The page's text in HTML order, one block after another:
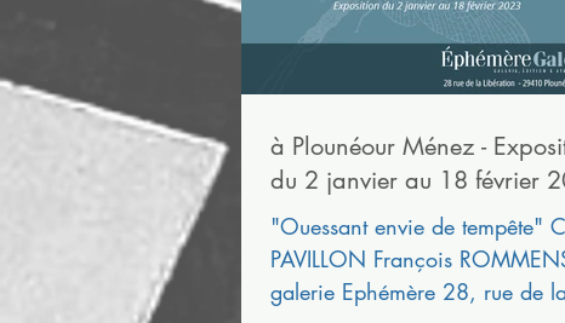
à Plounéour Ménez -
du 2 janvier au 18 février
"Ouessant envie de tempête"
PAVILLON François
galerie Ephémère 28, rue de la